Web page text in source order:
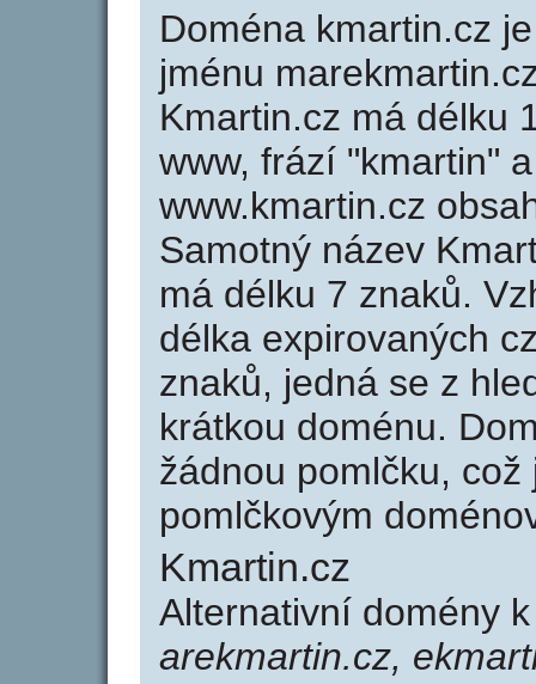
Doména kmartin.cz
jménu
Kmartin.cz má délku
www, frází "kmartin"
www.kmartin.cz
Samotný název
má délku 7 znaků.
délka expirovaných
znaků, jedná se z
krátkou doménu.
žádnou pomlčku,
pomlčkovým
Kmartin.cz
Alternativní domény
arekmartin.cz,